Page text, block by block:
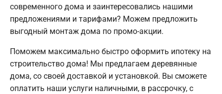
современного дома и заинтересовались нашими
предложениями и тарифами? Можем предложить
выгодный монтаж дома по промо-акции.
Поможем максимально быстро оформить ипотеку на
строительство дома! Мы предлагаем деревянные
дома, со своей доставкой и установкой. Вы сможете
оплатить наши услуги наличными, в рассрочку, с